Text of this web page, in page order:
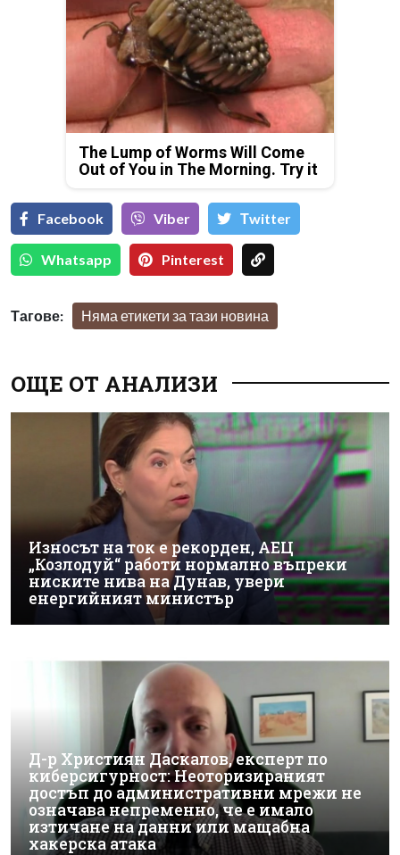
The Lump of Worms Will Come
Out of You in The Morning. Try it
Facebook Viber Тwitter
Whatsapp Pinterest
Тагове: Няма етикети за тази новина
ОЩЕ ОТ АНАЛИЗИ
Износът на ток е рекорден, АЕЦ
„Козлодуй“ работи нормално въпреки
ниските нива на Дунав, увери
енергийният министър
Д-р Християн Даскалов, експерт по
киберсигурност: Неоторизираният
достъп до административни мрежи не
означава непременно, че е имало
изтичане на данни или мащабна
хакерска атака